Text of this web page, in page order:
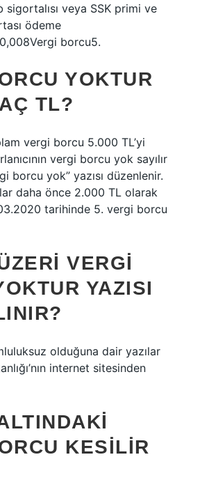
veya SSK primi ve
ödeme
borcu5.
YOKTUR
TL?
vergi borcu 5.000 TL’yi
vergi borcu yok sayılır
borcu yok” yazısı düzenlenir.
daha önce 2.000 TL olarak
tarihinde 5. vergi borcu
VERGI
YAZISI
olduğuna dair yazılar
internet sitesinden
KESILIR